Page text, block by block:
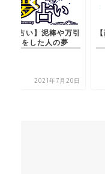
【夢占い】白い靴が緑
色に染まる夢
2021年7月21日